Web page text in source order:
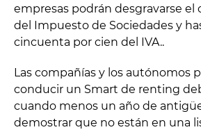
empresas podrán desgravarse el
del Impuesto de Sociedades y
cincuenta por cien del IVA..
Las compañías y los autónomos
conducir un Smart de renting
cuando menos un año de
demostrar que no están en una